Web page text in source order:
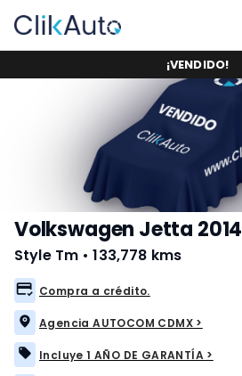
¡VENDIDO!
Volkswagen Jetta 2014
Style Tm • 133,778 kms
Compra a crédito.
Agencia AUTOCOM CDMX >
Incluye 1 AÑO DE GARANTÍA >